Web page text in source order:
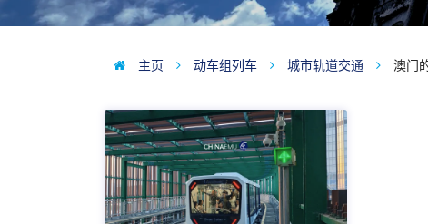
主页 动车组列车 城市轨道交通 澳门